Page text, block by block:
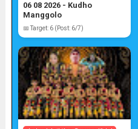
06 08 2026 - Kudho
Manggolo
📅 Target: 6 (Post: 6/7)